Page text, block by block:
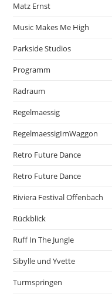
Matz Ernst
Music Makes Me High
Parkside Studios
Programm
Radraum
Regelmaessig
RegelmaessigImWaggon
Retro Future Dance
Retro Future Dance
Riviera Festival Offenbach
Rückblick
Ruff In The Jungle
Sibylle und Yvette
Turmspringen